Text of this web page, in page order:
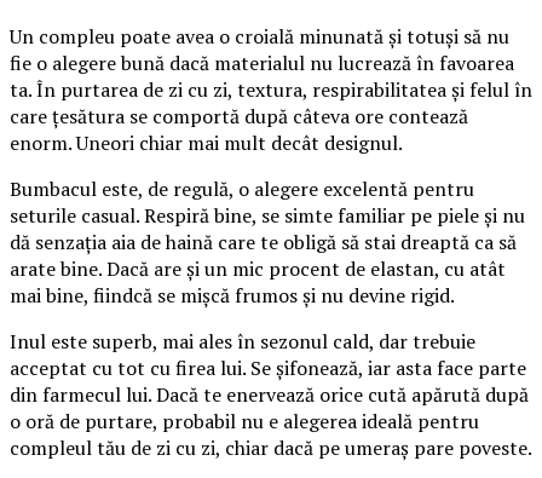
Un compleu poate avea o croială minunată și totuși să nu
fie o alegere bună dacă materialul nu lucrează în favoarea
ta. În purtarea de zi cu zi, textura, respirabilitatea și felul în
care țesătura se comportă după câteva ore contează
enorm. Uneori chiar mai mult decât designul.
Bumbacul este, de regulă, o alegere excelentă pentru
seturile casual. Respiră bine, se simte familiar pe piele și nu
dă senzația aia de haină care te obligă să stai dreaptă ca să
arate bine. Dacă are și un mic procent de elastan, cu atât
mai bine, fiindcă se mișcă frumos și nu devine rigid.
Inul este superb, mai ales în sezonul cald, dar trebuie
acceptat cu tot cu firea lui. Se șifonează, iar asta face parte
din farmecul lui. Dacă te enervează orice cută apărută după
o oră de purtare, probabil nu e alegerea ideală pentru
compleul tău de zi cu zi, chiar dacă pe umeraș pare poveste.